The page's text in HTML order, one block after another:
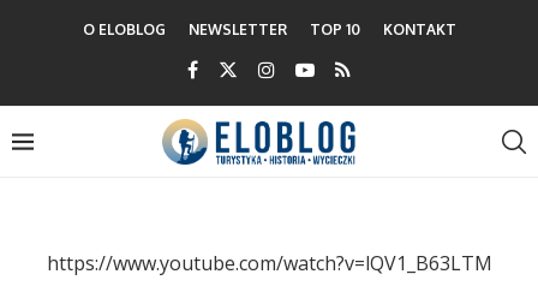
O ELOBLOG NEWSLETTER TOP 10 KONTAKT
https://www.youtube.com/watch?v=lQV1_B63LTM